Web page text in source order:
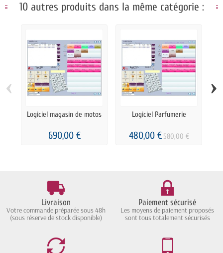
10 autres produits dans la même catégorie :
Logiciel magasin de motos
690,00 €
Logiciel Parfumerie
480,00 €580,00 €
‹ ›
Livraison
Votre commande préparée sous 48h
(sous réserve de stock disponible)
Paiement sécurisé
Les moyens de paiement proposés
sont tous totalement sécurisés